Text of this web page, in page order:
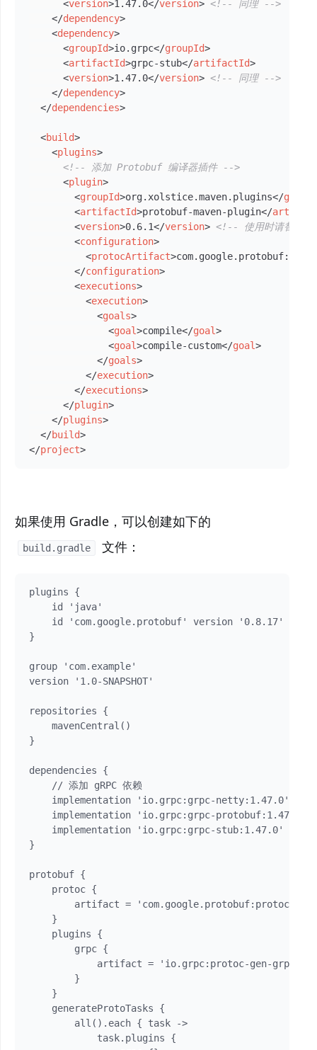
<version>1.47.0</version> <!-- 同理 -->
</dependency>
<dependency>
<groupId>io.grpc</groupId>
<artifactId>grpc-stub</artifactId>
<version>1.47.0</version> <!-- 同理 -->
</dependency>
</dependencies>
<build>
<plugins>
<!-- 添加 Protobuf 编译器插件 -->
<plugin>
<groupId>org.xolstice.maven.plugins</
<artifactId>protobuf-maven-plugin</
<version>0.6.1</version> <!-- 使用时请替换
<configuration>
<protocArtifact>
</configuration>
<executions>
<execution>
<goals>
<goal>compile</goal>
<goal>compile-custom</goal>
</goals>
</execution>
</executions>
</plugin>
</plugins>
</build>
</project>
如果使用 Gradle，可以创建如下的
build.gradle 文件：
plugins {
    id 'java'
    id 'com.google.protobuf' version '0.8.17'
}
group 'com.example'
version '1.0-SNAPSHOT'
repositories {
    mavenCentral()
}
dependencies {
    // 添加 gRPC 依赖
implementation 'io.grpc:grpc-netty:1.47.0' // 使
implementation 'io.grpc:grpc-protobuf:1.47.0'
implementation 'io.grpc:grpc-stub:1.47.0' // 同
}
protobuf {
    protoc {
artifact =
    }
    plugins {
        grpc {
artifact = 'io.grpc:protoc-gen-grpc-
        }
    }
    generateProtoTasks {
        all().each { task ->
            task.plugins {